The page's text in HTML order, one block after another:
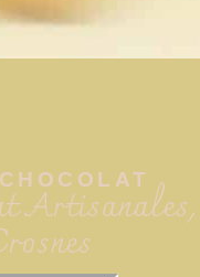
Artisanales,